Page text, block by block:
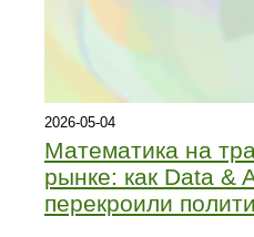
2026-05-04
Математика на
рынке: как Data &
перекроили